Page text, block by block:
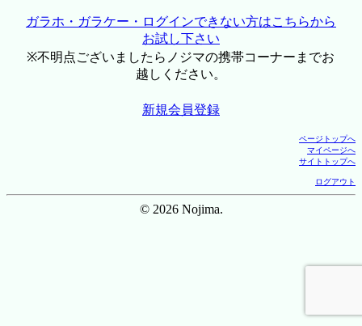
ガラホ・ガラケー・ログインできない方はこちらから
お試し下さい
※不明点ございましたらノジマの携帯コーナーまでお
越しください。
新規会員登録
ページトップへ
マイページへ
サイトトップへ
ログアウト
© 2026 Nojima.